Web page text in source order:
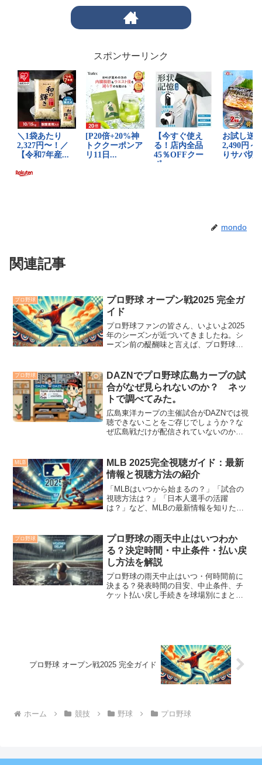
スポンサーリンク
mondo
関連記事
プロ野球
プロ野球 オープン戦2025 完全ガ
イド
プロ野球ファンの皆さん、いよいよ2025
年のシーズンが近づいてきましたね。シ
ーズン前の醍醐味と言えば、プロ野球オ
に視聴できるかまで、詳しくご紹介しま
す。この記事は次のよ...
プロ野球
DAZNでプロ野球広島カープの試
合がなぜ見られないのか？ ネッ
トで調べてみた。
広島東洋カープの主催試合がDAZNでは視
聴できないことをご存じでしょうか？な
ぜ広島戦だけが配信されていないのか、
ても紹介します。
MLB
MLB 2025完全視聴ガイド：最新
情報と視聴方法の紹介
「MLBはいつから始まるの？」「試合の
視聴方法は？」「日本人選手の活躍
は？」など、MLBの最新情報を知りたい
プロ野球
プロ野球の雨天中止はいつわか
る？決定時間・中止条件・払い戻
し方法を解説
プロ野球の雨天中止はいつ・何時間前に
決まる？発表時間の目安、中止条件、チ
ケット払い戻し手続きを球場別にまとめ
プロ野球 オープン戦2025 完全ガイド
ホーム 競技 野球 プロ野球